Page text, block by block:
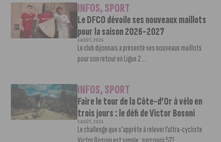
INFOS,SPORT
Le DFCO dévoile ses nouveaux maillots
pour la saison 2026-2027
6 AOÛT, 2026
Le club dijonnais a présenté ses nouveaux maillots
pour son retour en Ligue 2....
INFOS,SPORT
Faire le tour de la Côte-d’Or à vélo en
trois jours : le défi de Victor Bosoni
5 AOÛT, 2026
Le challenge que s’apprête à relever l’ultra-cycliste